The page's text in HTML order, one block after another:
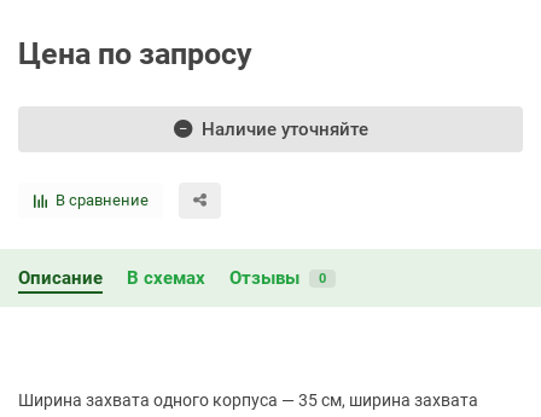
Цена по запросу
Наличие уточняйте
В сравнение
Описание В схемах Отзывы 0
Ширина захвата одного корпуса — 35 см, ширина захвата